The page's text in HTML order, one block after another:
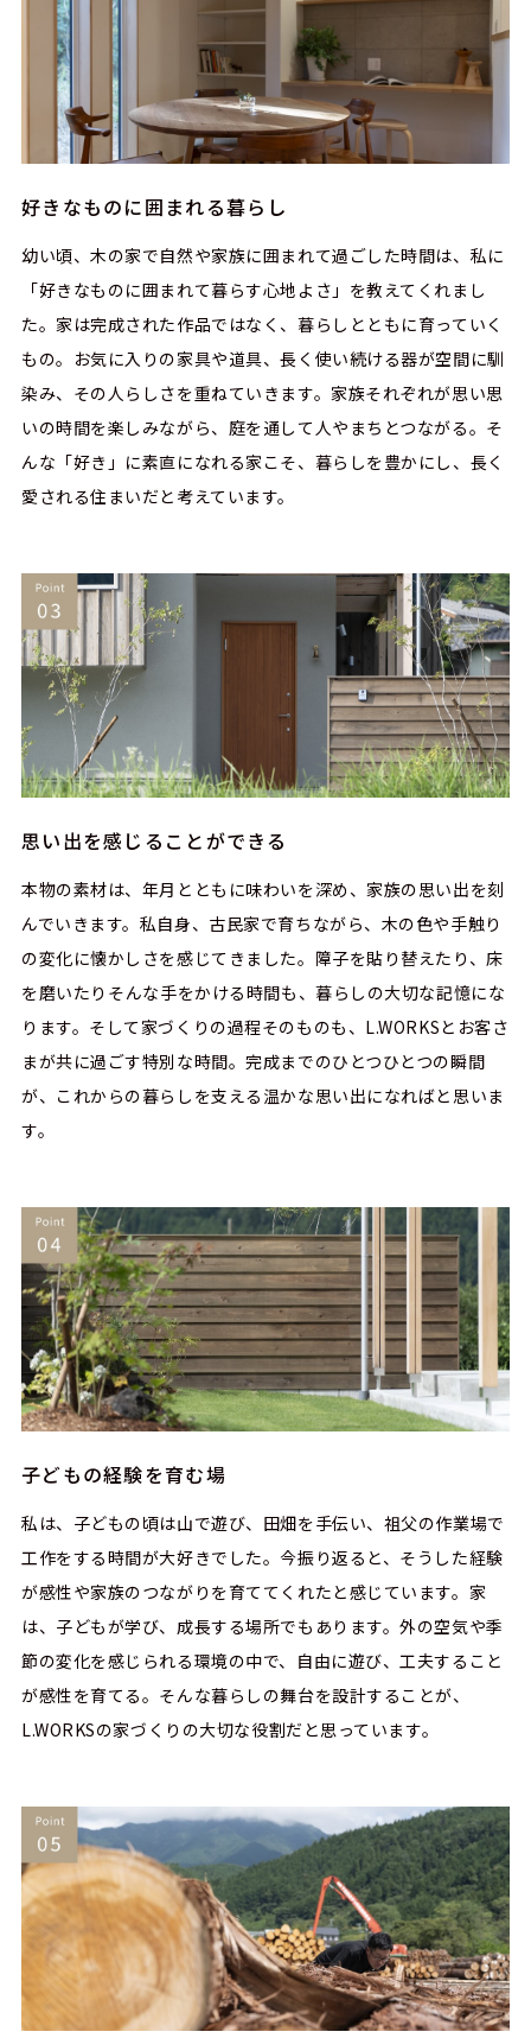
好きなものに囲まれる暮らし
幼い頃、木の家で自然や家族に囲まれて過ごした時間は、私に
「好きなものに囲まれて暮らす心地よさ」を教えてくれまし
た。家は完成された作品ではなく、暮らしとともに育っていく
もの。お気に入りの家具や道具、長く使い続ける器が空間に馴
染み、その人らしさを重ねていきます。家族それぞれが思い思
いの時間を楽しみながら、庭を通して人やまちとつながる。そ
んな「好き」に素直になれる家こそ、暮らしを豊かにし、長く
愛される住まいだと考えています。
思い出を感じることができる
本物の素材は、年月とともに味わいを深め、家族の思い出を刻
んでいきます。私自身、古民家で育ちながら、木の色や手触り
の変化に懐かしさを感じてきました。障子を貼り替えたり、床
を磨いたり――そんな手をかける時間も、暮らしの大切な記憶にな
ります。そして家づくりの過程そのものも、L.WORKSとお客さ
まが共に過ごす特別な時間。完成までのひとつひとつの瞬間
が、これからの暮らしを支える温かな思い出になればと思いま
す。
子どもの経験を育む場
私は、子どもの頃は山で遊び、田畑を手伝い、祖父の作業場で
工作をする時間が大好きでした。今振り返ると、そうした経験
が感性や家族のつながりを育ててくれたと感じています。家
は、子どもが学び、成長する場所でもあります。外の空気や季
節の変化を感じられる環境の中で、自由に遊び、工夫すること
が感性を育てる。そんな暮らしの舞台を設計することが、
L.WORKSの家づくりの大切な役割だと思っています。